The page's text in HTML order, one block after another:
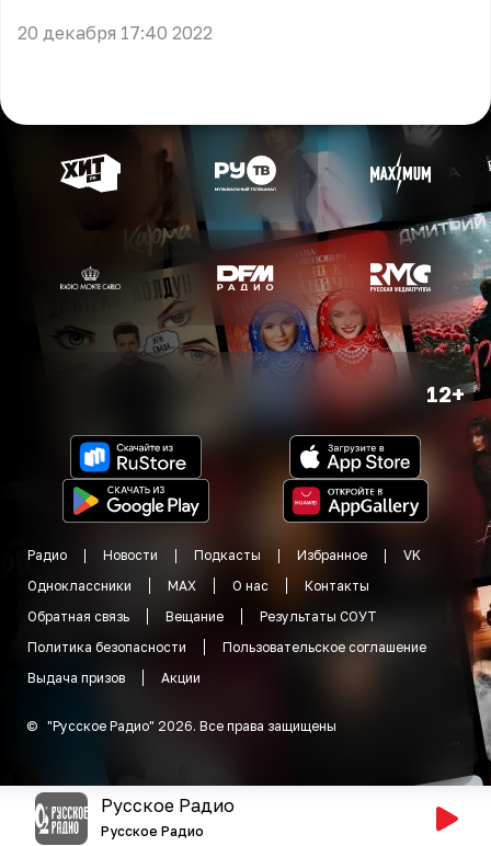
20 декабря 17:40 2022
12+
Радио Новости Подкасты Избранное
VK
Одноклассники
MAX О нас
Контакты
Обратная связь
Вещание
Результаты СОУТ
Политика безопасности
Пользовательское соглашение
Выдача призов
Акции
© "Русское Радио" 2026. Все права защищены
Русское Радио
Русское Радио